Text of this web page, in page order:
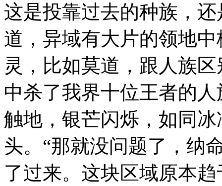
这是投靠过去的种族，
道，异域有大片的领地
灵，比如莫道，跟人族
中杀了我界十位王者的
触地，银芒闪烁，如同
头。“那就没问题了，纳
了过来。这块区域原本